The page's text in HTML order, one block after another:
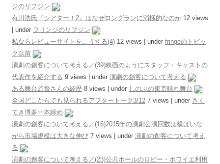
ジのリフジン
有川浩氏『シアター！2』はなぜロングランに消極的なのか 12 views
under フリンジのリフジン
私ならレビューサイトをこうする(4) 12 views under fringeのトピッ
ク以前
演劇の創客について考える／(39)映画のようにスタッフ・キャストの
代表作を紹介する 9 views under 演劇の創客について考える
ある舞台監督さんの経歴 8 views under しのぶの東京晴れ舞台
全国どこからでも見られるアフタートーク3/12 7 views under さく
てき博多一本締め
演劇の創客について考える／(16)2015年の演劇公演回数は横ばいな
がら市場規模は大きな伸び 7 views under 演劇の創客について考え
る
演劇の創客について考える／(23)公共ホールのロビー・ホワイエ利用